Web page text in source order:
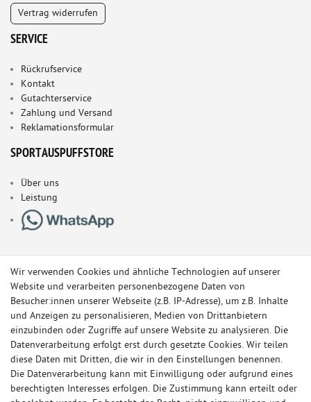
Vertrag widerrufen
SERVICE
Rückrufservice
Kontakt
Gutachterservice
Zahlung und Versand
Reklamationsformular
SPORTAUSPUFFSTORE
Über uns
Leistung
© Copyright 2026 Sportauspuff-Store.de - Alle Rechte vorbehalten.
Wir verwenden Cookies und ähnliche Technologien auf unserer
Website und verarbeiten personenbezogene Daten von
Besucher:innen unserer Webseite (z.B. IP-Adresse), um z.B. Inhalte
und Anzeigen zu personalisieren, Medien von Drittanbietern
einzubinden oder Zugriffe auf unsere Website zu analysieren. Die
Datenverarbeitung erfolgt erst durch gesetzte Cookies. Wir teilen
diese Daten mit Dritten, die wir in den Einstellungen benennen.
Die Datenverarbeitung kann mit Einwilligung oder aufgrund eines
berechtigten Interesses erfolgen. Die Zustimmung kann erteilt oder